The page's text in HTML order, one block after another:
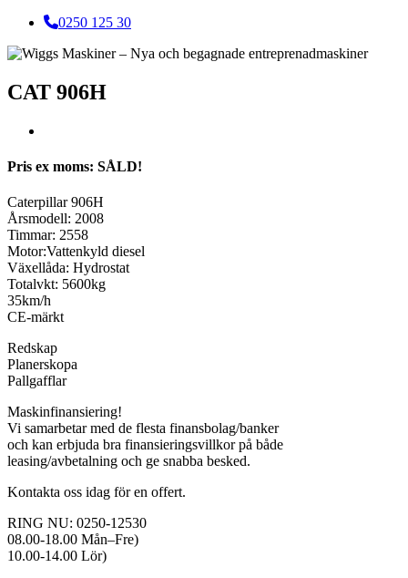
0250 125 30
CAT 906H
Pris ex moms: SÅLD!
Caterpillar 906H
Årsmodell: 2008
Timmar: 2558
Motor:Vattenkyld diesel
Växellåda: Hydrostat
Totalvkt: 5600kg
35km/h
CE-märkt
Redskap
Planerskopa
Pallgafflar
Maskinfinansiering!
Vi samarbetar med de flesta finansbolag/banker
och kan erbjuda bra finansieringsvillkor på både
leasing/avbetalning och ge snabba besked.
Kontakta oss idag för en offert.
RING NU: 0250-12530
08.00-18.00 Mån–Fre)
10.00-14.00 Lör)